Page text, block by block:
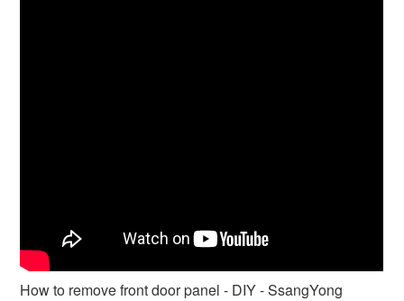
How to remove front door panel - DIY - SsangYong